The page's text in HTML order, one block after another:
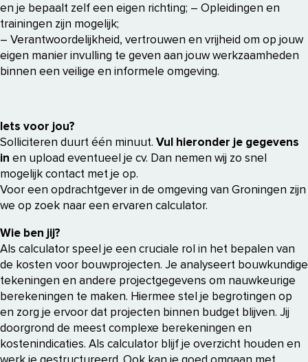
en je bepaalt zelf een eigen richting; – Opleidingen en
trainingen zijn mogelijk;
– Verantwoordelijkheid, vertrouwen en vrijheid om op jouw
eigen manier invulling te geven aan jouw werkzaamheden
binnen een veilige en informele omgeving.
Iets voor jou?
Solliciteren duurt één minuut. Vul hieronder je gegevens
in en upload eventueel je cv. Dan nemen wij zo snel
mogelijk contact met je op.
Voor een opdrachtgever in de omgeving van Groningen zijn
we op zoek naar een ervaren calculator.
Wie ben jij?
Als calculator speel je een cruciale rol in het bepalen van
de kosten voor bouwprojecten. Je analyseert bouwkundige
tekeningen en andere projectgegevens om nauwkeurige
berekeningen te maken. Hiermee stel je begrotingen op
en zorg je ervoor dat projecten binnen budget blijven. Jij
doorgrond de meest complexe berekeningen en
kostenindicaties. Als calculator blijf je overzicht houden en